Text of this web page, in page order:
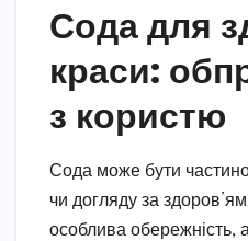
Сода для
краси:
з користю
Сода може бути
чи догляду за
особлива обережність,